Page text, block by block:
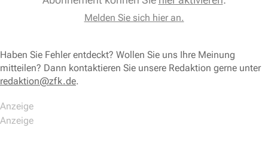
Melden Sie sich hier an.
Haben Sie Fehler entdeckt? Wollen Sie uns Ihre Meinung
mitteilen? Dann kontaktieren Sie unsere Redaktion gerne unter
redaktion@zfk.de.